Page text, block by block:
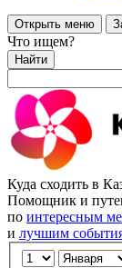
Открыть меню
Что ищем?
Найти
Куда сходить в
Помощник и
по интересным
и лучшим